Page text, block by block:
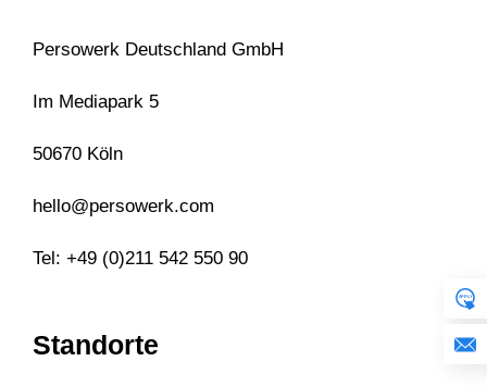
Persowerk Deutschland GmbH
Im Mediapark 5
50670 Köln
hello@persowerk.com
Tel: +49 (0)211 542 550 90
Standorte